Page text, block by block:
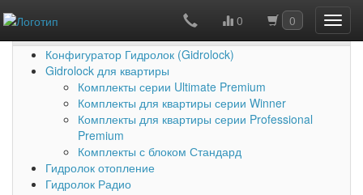
0
0
Каталог товаров
Конфигуратор Гидролок (Gidrolock)
Gidrolock для квартиры
Комплекты серии Ultimate Premium
Комплекты для квартиры серии Winner
Комплекты для квартиры серии Professional
Premium
Комплекты с блоком Стандард
Гидролок отопление
Гидролок Радио